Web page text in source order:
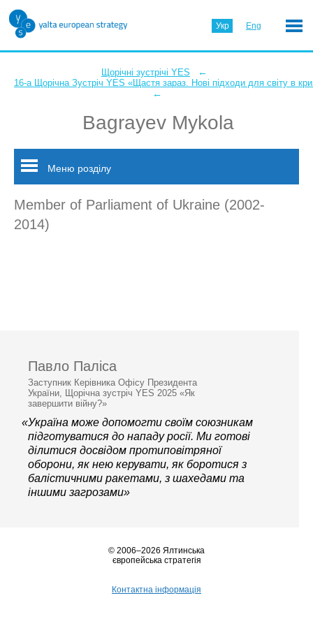
Укр Eng
Щорічні зустрічі YES ←
16-а Щорічна Зустріч YES «Щастя зараз. Нові підходи для світу в
←
Bagrayev Mykola
Меню розділу
Member of Parliament of Ukraine (2002-
2014)
Павло Паліса
Заступник Керівника Офісу Президента
України, Щорічна зустріч YES 2025 «Як
завершити війну?»
«Україна може допомогти своїм союзникам
підготуватися до нападу росії. Ми готові
ділитися досвідом протиповітряної
оборони, як нею керувати, як боротися з
балістичними ракетами, з шахедами та
іншими загрозами»
© 2006–2026 Ялтинська
європейська стратегія
Контактна інформація